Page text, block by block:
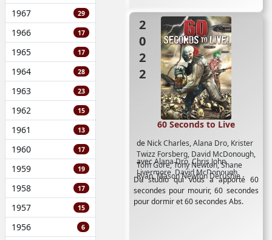
1967 29
1966 17
1965 17
1964 28
1963 23
1962 15
1961 13
1960 17
1959 19
1958 17
1957 15
1956 6
2022
de Nick Charles,Alana Dro, Krister
Twizz Forsberg, David McDonough,
Tom Gore,Tony Newton,Shane
Ryan,Mason Newton Derushie
avecAlana Dro,Chris John
Livermore,David McDonough,
Douglas Lennox,Elizabeth
D'Ambrosio,Krister Twizz Forsberg,
Nick Charles,Ross Heath,Sonja
60 Seconds to Live
Du studio qui vous a apporté 60
secondes pour mourir, 60 secondes
pour dormir et 60 secondes Abs.